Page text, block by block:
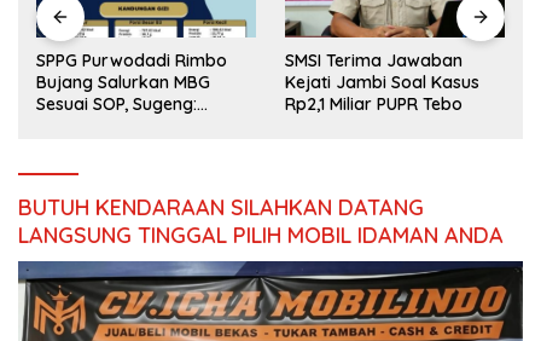
SPPG Purwodadi Rimbo
Bujang Salurkan MBG
Sesuai SOP, Sugeng:
SMSI Terima Jawaban
Kejati Jambi Soal Kasus
Rp2,1 Miliar PUPR Tebo
BUTUH KENDARAAN SILAHKAN DATANG
LANGSUNG TINGGAL PILIH MOBIL IDAMAN ANDA